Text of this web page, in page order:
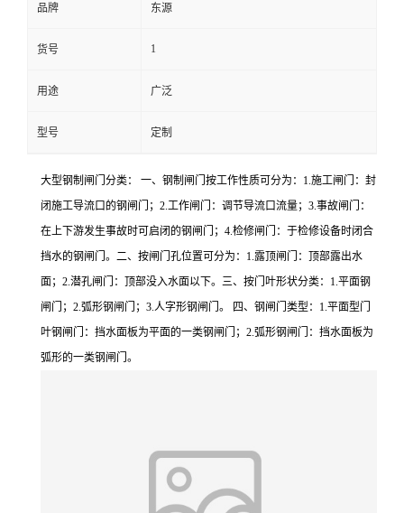
品牌 东源
货号 1
用途 广泛
型号 定制
大型钢制闸门分类： 一、钢制闸门按工作性质可分为：1.施工闸门：封
闭施工导流口的钢闸门；2.工作闸门：调节导流口流量；3.事故闸门：
在上下游发生事故时可启闭的钢闸门；4.检修闸门：于检修设备时闭合
挡水的钢闸门。二、按闸门孔位置可分为：1.露顶闸门：顶部露出水
面；2.潜孔闸门：顶部没入水面以下。三、按门叶形状分类：1.平面钢
闸门；2.弧形钢闸门；3.人字形钢闸门。 四、钢闸门类型：1.平面型门
叶钢闸门：挡水面板为平面的一类钢闸门；2.弧形钢闸门：挡水面板为
弧形的一类钢闸门。